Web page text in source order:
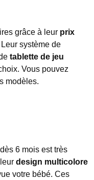
grâce à leur prix
Leur système de
tablette de jeu
Vous pouvez
modèles.
6 mois est très
design multicolore
votre bébé. Ces